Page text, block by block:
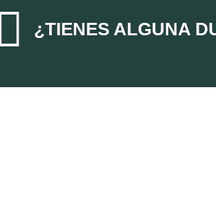
¿TIENES ALGUNA